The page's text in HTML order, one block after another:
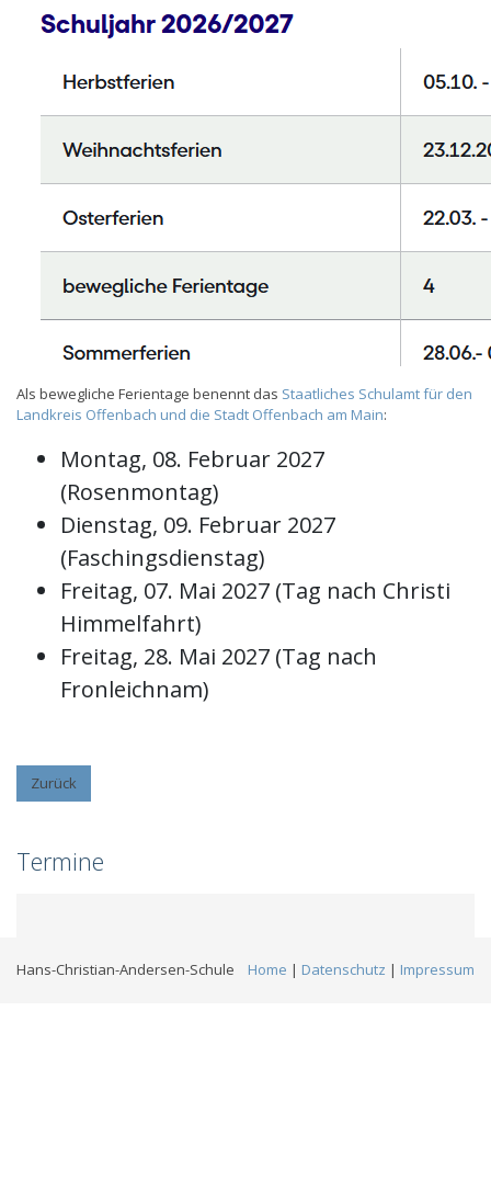
Als bewegliche Ferientage benennt das Staatliches Schulamt für den
Landkreis Offenbach und die Stadt Offenbach am Main:
Montag, 08. Februar 2027
(Rosenmontag)
Dienstag, 09. Februar 2027
(Faschingsdienstag)
Freitag, 07. Mai 2027 (Tag nach Christi
Himmelfahrt)
Freitag, 28. Mai 2027 (Tag nach
Fronleichnam)
Zurück
Termine
Hans-Christian-Andersen-Schule Home | Datenschutz | Impressum